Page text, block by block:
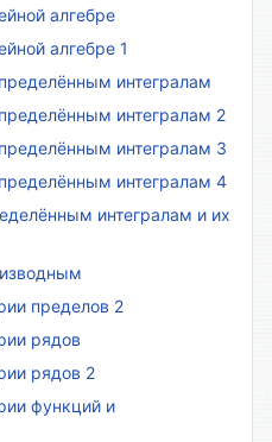
алгебре
алгебре 1
интегралам
интегралам 2
интегралам 3
интегралам 4
интегралам и их
пределов 2
рядов
рядов 2
функций и